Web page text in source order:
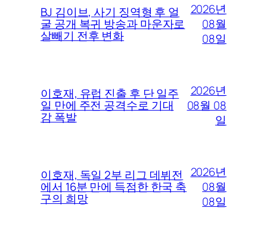
BJ 김이브, 사기 징역형 후 얼
굴 공개 복귀 방송과 마운자로
살빼기 전후 변화
2026년
08월
08일
이호재, 유럽 진출 후 단 일주
일 만에 주전 공격수로 기대
감 폭발
2026년
08월 08
일
이호재, 독일 2부 리그 데뷔전
에서 16분 만에 득점한 한국 축
구의 희망
2026년
08월
08일